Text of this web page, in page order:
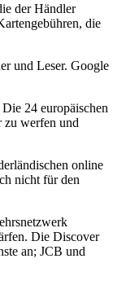
der Händler
die
und Leser. Google
24 europäischen
zu werfen und
online
nicht für den
Die Discover
an; JCB und